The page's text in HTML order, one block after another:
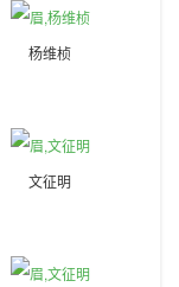
杨维桢
文征明